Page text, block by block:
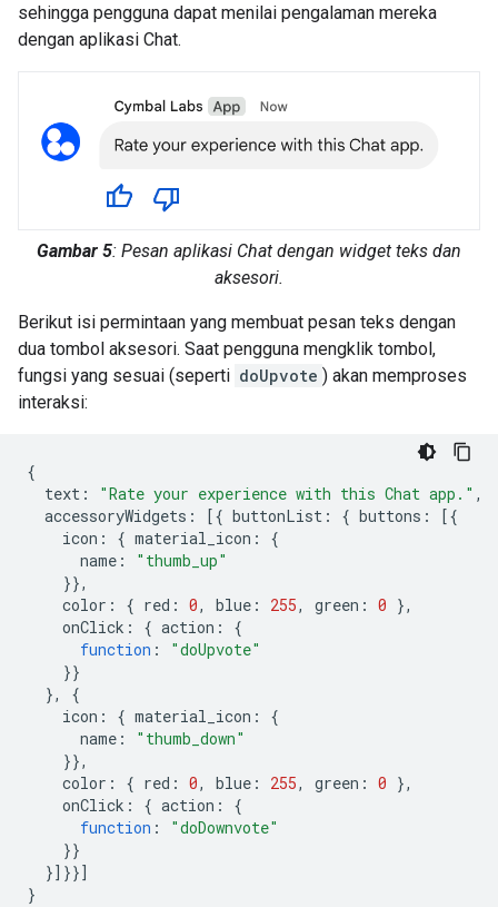
sehingga pengguna dapat menilai pengalaman mereka
dengan aplikasi Chat.
Gambar 5: Pesan aplikasi Chat dengan widget teks dan
aksesori.
Berikut isi permintaan yang membuat pesan teks dengan
dua tombol aksesori. Saat pengguna mengklik tombol,
fungsi yang sesuai (seperti doUpvote ) akan memproses
interaksi:
{
text : "Rate your experience with this Chat app." ,
accessoryWidgets : [{ buttonList : { buttons :
[{
icon : { material_icon :
{
name :
"thumb_up"
}},
color : { red : 0, blue : 255, green : 0 },
onClick : { action :
{
function :
"doUpvote"
}}
},
{
icon : { material_icon :
{
name :
"thumb_down"
}},
color : { red : 0, blue : 255, green : 0 },
onClick : { action :
{
function :
"doDownvote"
}}
}]}}]
}